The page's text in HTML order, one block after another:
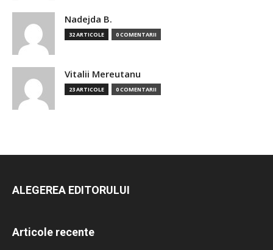
Nadejda B.
32 ARTICOLE 0 COMENTARII
Vitalii Mereutanu
23 ARTICOLE 0 COMENTARII
ALEGEREA EDITORULUI
Articole recente